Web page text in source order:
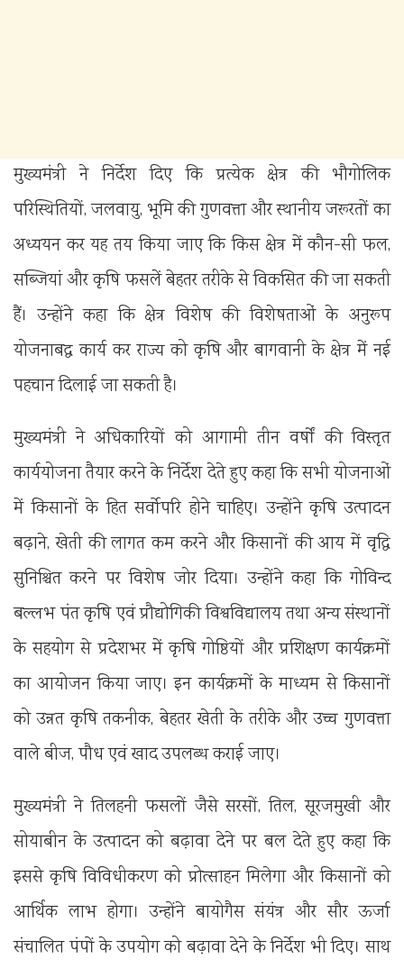
मुख्यमंत्री ने निर्देश दिए कि प्रत्येक क्षेत्र की भौगोलिक
परिस्थितियों, जलवायु, भूमि की गुणवत्ता और स्थानीय जरूरतों का
अध्ययन कर यह तय किया जाए कि किस क्षेत्र में कौन-सी फल,
सब्जियां और कृषि फसलें बेहतर तरीके से विकसित की जा सकती
हैं। उन्होंने कहा कि क्षेत्र विशेष की विशेषताओं के अनुरूप
योजनाबद्ध कार्य कर राज्य को कृषि और बागवानी के क्षेत्र में नई
पहचान दिलाई जा सकती है।
मुख्यमंत्री ने अधिकारियों को आगामी तीन वर्षों की विस्तृत
कार्ययोजना तैयार करने के निर्देश देते हुए कहा कि सभी योजनाओं
में किसानों के हित सर्वोपरि होने चाहिए। उन्होंने कृषि उत्पादन
बढ़ाने, खेती की लागत कम करने और किसानों की आय में वृद्धि
सुनिश्चित करने पर विशेष जोर दिया। उन्होंने कहा किगोविन्द
बल्लभ पंत कृषि एवं प्रौद्योगिकी विश्वविद्यालयतथा अन्य संस्थानों
के सहयोग से प्रदेशभर में कृषि गोष्ठियों और प्रशिक्षण कार्यक्रमों
का आयोजन किया जाए। इन कार्यक्रमों के माध्यम से किसानों
को उन्नत कृषि तकनीक, बेहतर खेती के तरीके और उच्च गुणवत्ता
वाले बीज, पौध एवं खाद उपलब्ध कराई जाए।
मुख्यमंत्री ने तिलहनी फसलों जैसे सरसों, तिल, सूरजमुखी और
सोयाबीन के उत्पादन को बढ़ावा देने पर बल देते हुए कहा कि
इससे कृषि विविधीकरण को प्रोत्साहन मिलेगा और किसानों को
आर्थिक लाभ होगा। उन्होंने बायोगैस संयंत्र और सौर ऊर्जा
संचालित पंपों के उपयोग को बढ़ावा देने के निर्देश भी दिए। साथ